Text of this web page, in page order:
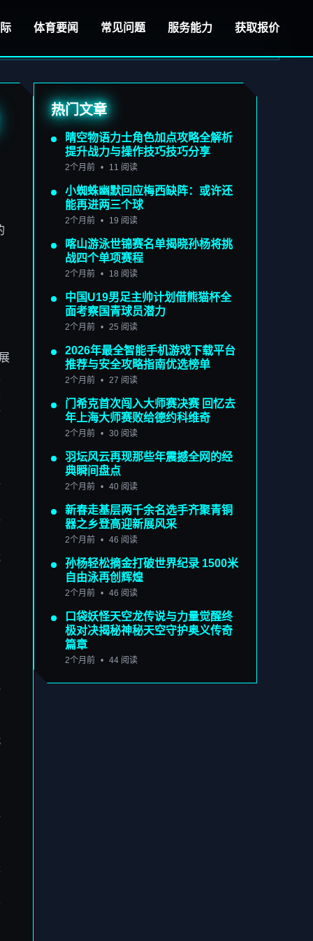
体育要闻 常见问题 服务能力 获取报价
热门文章
晴空物语力士角色加点攻略全解析
提升战力与操作技巧技巧分享
2个月前 • 11 阅读
小蜘蛛幽默回应梅西缺阵：或许还
能再进两三个球
2个月前 • 19 阅读
喀山游泳世锦赛名单揭晓孙杨将挑
战四个单项赛程
2个月前 • 18 阅读
中国U19男足主帅计划借熊猫杯全
面考察国青球员潜力
2个月前 • 25 阅读
2026年最全智能手机游戏下载平台
推荐与安全攻略指南优选榜单
2个月前 • 27 阅读
门希克首次闯入大师赛决赛 回忆去
年上海大师赛败给德约科维奇
2个月前 • 30 阅读
羽坛风云再现那些年震撼全网的经
典瞬间盘点
2个月前 • 40 阅读
新春走基层两千余名选手齐聚青铜
器之乡登高迎新展风采
2个月前 • 46 阅读
孙杨轻松摘金打破世界纪录 1500米
自由泳再创辉煌
2个月前 • 46 阅读
口袋妖怪天空龙传说与力量觉醒终
极对决揭秘神秘天空守护奥义传奇
篇章
2个月前 • 44 阅读